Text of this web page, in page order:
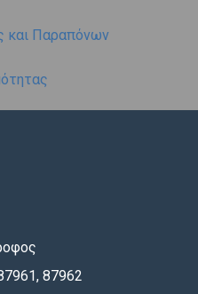
και Παραπόνων
87962